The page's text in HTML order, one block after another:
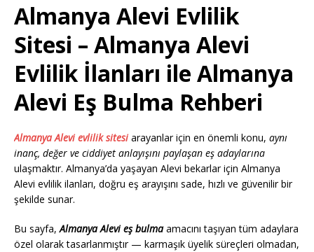
Almanya Alevi Evlilik
Sitesi – Almanya Alevi
Evlilik İlanları ile Almanya
Alevi Eş Bulma Rehberi
Almanya Alevi evlilik sitesi arayanlar için en önemli konu, aynı
inanç, değer ve ciddiyet anlayışını paylaşan eş adaylarına
ulaşmaktır. Almanya’da yaşayan Alevi bekarlar için Almanya
Alevi evlilik ilanları, doğru eş arayışını sade, hızlı ve güvenilir bir
şekilde sunar.
Bu sayfa,Almanya Alevi eş bulmaamacını taşıyan tüm adaylara
özel olarak tasarlanmıştır — karmaşık üyelik süreçleri olmadan,